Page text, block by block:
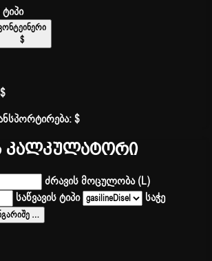
$
$
$
კალკულატორი
ძრავის მოცულობა (L)
საწვავის ტიპი
საჭე
…